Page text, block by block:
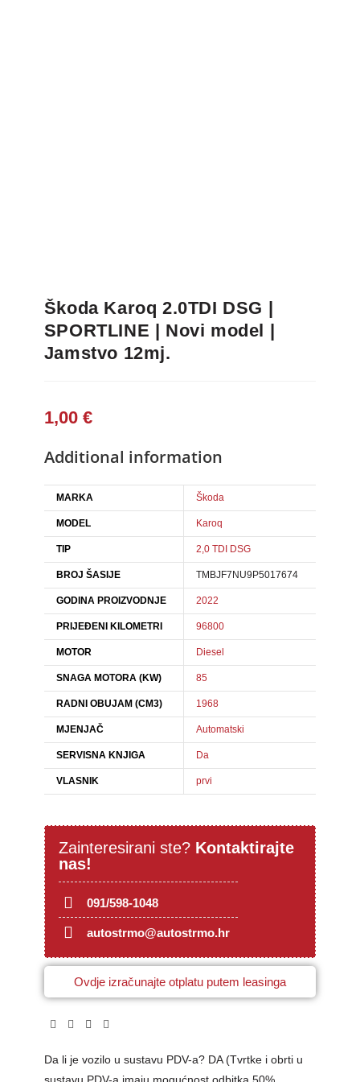
Škoda Karoq 2.0TDI DSG |
SPORTLINE | Novi model |
Jamstvo 12mj.
1,00 €
Additional information
MARKA Škoda
MODEL Karoq
TIP 2,0 TDI DSG
BROJ ŠASIJE TMBJF7NU9P5017674
GODINA PROIZVODNJE 2022
PRIJEĐENI KILOMETRI 96800
MOTOR Diesel
SNAGA MOTORA (KW) 85
RADNI OBUJAM (CM3) 1968
MJENJAČ Automatski
SERVISNA KNJIGA Da
VLASNIK prvi
Zainteresirani ste? Kontaktirajte
nas!
091/598-1048
autostrmo@autostrmo.hr
Ovdje izračunajte otplatu putem leasinga
Da li je vozilo u sustavu PDV-a? DA (Tvrtke i obrti u
sustavu PDV-a imaju mogućnost odbitka 50%